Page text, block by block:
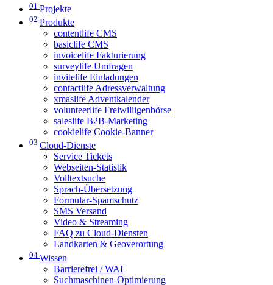
01 Projekte
02 Produkte
contentlife CMS
basiclife CMS
invoicelife Fakturierung
surveylife Umfragen
invitelife Einladungen
contactlife Adressverwaltung
xmaslife Adventkalender
volunteerlife Freiwilligenbörse
saleslife B2B-Marketing
cookielife Cookie-Banner
03 Cloud-Dienste
Service Tickets
Webseiten-Statistik
Volltextsuche
Sprach-Übersetzung
Formular-Spamschutz
SMS Versand
Video & Streaming
FAQ zu Cloud-Diensten
Landkarten & Geoverortung
04 Wissen
Barrierefrei / WAI
Suchmaschinen-Optimierung